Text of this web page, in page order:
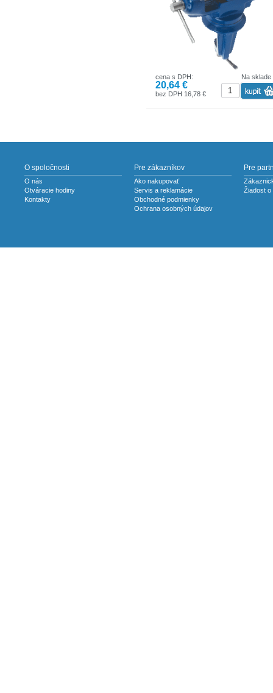
Na sklade
cena s DPH:
20,64 €
bez DPH 16,78 €
O spoločnosti
O nás
Otváracie hodiny
Kontakty
Pre zákazníkov
Ako nakupovať
Servis a reklamácie
Obchodné podmienky
Ochrana osobných údajov
Pre
Žiadost